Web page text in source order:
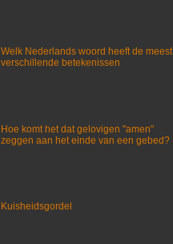
Welk Nederlands woord heeft de meest
verschillende betekenissen
Hoe komt het dat gelovigen "amen"
zeggen aan het einde van een gebed?
Kuisheidsgordel